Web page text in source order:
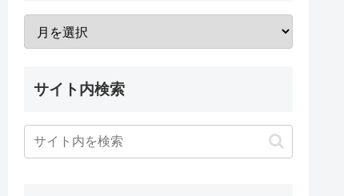
サイト内検索